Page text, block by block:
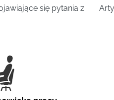
się pytania z